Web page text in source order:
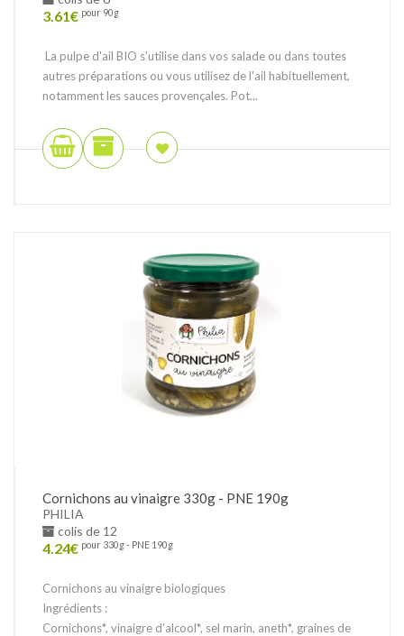
3.61€ pour 90g
La pulpe d'ail BIO s'utilise dans vos salade ou dans toutes
autres préparations ou vous utilisez de l'ail habituellement,
notamment les sauces provençales. Pot...
Cornichons au vinaigre 330g - PNE 190g
PHILIA
colis de 12
4.24€ pour 330g - PNE 190g
Cornichons au vinaigre biologiques
Ingrédients :
Cornichons*, vinaigre d'alcool*, sel marin, aneth*, graines de